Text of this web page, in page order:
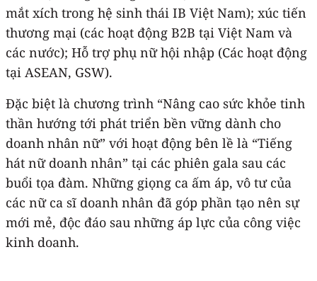
mắt xích trong hệ sinh thái IB Việt Nam); xúc tiến
thương mại (các hoạt động B2B tại Việt Nam và
các nước); Hỗ trợ phụ nữ hội nhập (Các hoạt động
tại ASEAN, GSW).
Đặc biệt là chương trình “Nâng cao sức khỏe tinh
thần hướng tới phát triển bền vững dành cho
doanh nhân nữ” với hoạt động bên lề là “Tiếng
hát nữ doanh nhân” tại các phiên gala sau các
buổi tọa đàm. Những giọng ca ấm áp, vô tư của
các nữ ca sĩ doanh nhân đã góp phần tạo nên sự
mới mẻ, độc đáo sau những áp lực của công việc
kinh doanh.